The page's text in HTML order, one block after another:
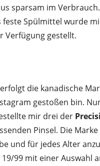
sparsam im
feste Spülmittel wurde
Verfügung gestellt.
die kanadische
gestoßen bin.
mir drei der
Pinsel. Die
und für jedes Alter
99 mit einer Auswahl